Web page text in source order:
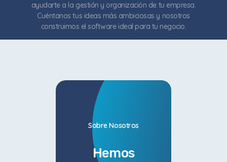
ayudarte a la gestión y organización de tu empresa.
Cuéntanos tus ideas más ambiciosas y nosotros
construimos el software ideal para tu negocio.
Sobre Nosotros
Hemos